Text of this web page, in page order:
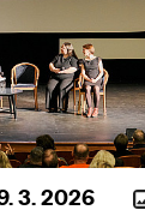
3. 2026